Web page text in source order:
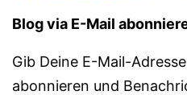
Blog via E-Mail
Gib Deine E-Mail-
abonnieren und